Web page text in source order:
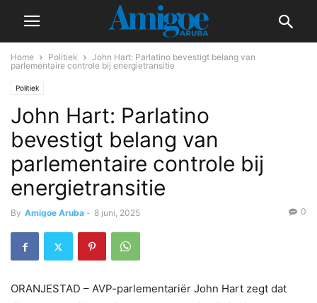
Home Politiek
John Hart: Parlatino bevestigt belang van
parlementaire controle bij energietransitie
Politiek
John Hart: Parlatino
bevestigt belang van
parlementaire controle bij
energietransitie
By Amigoe Aruba - 8 juni, 2025 0
ORANJESTAD – AVP-parlementariër John Hart zegt dat